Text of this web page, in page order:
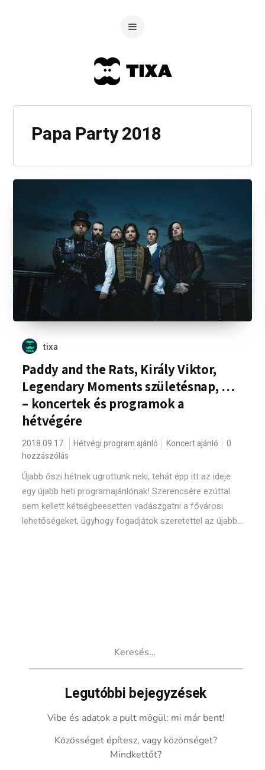
Papa Party 2018
tixa
Paddy and the Rats, Király Viktor,
Legendary Moments születésnap, …
– koncertek és programok a
hétvégére
2018.09.17. Hétvégi program ajánló Koncert ajánló
0
hozzászólás
Újabb őszi hétnek ugrottunk neki, tehát épp itt az ideje
egy újabb heti programajánlónak! Szerencsére ezúttal
sem kellett kétségbeesetten vadászgatni a fővárosi
lehetőségeket, úgyhogy fogadjátok szeretettel az újabb...
Legutóbbi bejegyzések
Vibe és adatok a pult mögül: mi már bent!
Közösséget építesz, vagy közönséget?
Mindkettőt?